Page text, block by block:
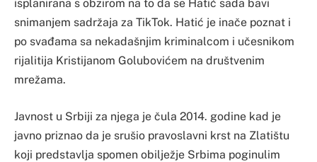
isplanirana s obzirom na to da se Hatić sada bavi
snimanjem sadržaja za TikTok. Hatić je inače poznat i
po svađama sa nekadašnjim kriminalcom i učesnikom
rijalitija Kristijanom Golubovićem na društvenim
mrežama.
Javnost u Srbiji za njega je čula 2014. godine kad je
javno priznao da je srušio pravoslavni krst na Zlatištu
koji predstavlja spomen obilježje Srbima poginulim